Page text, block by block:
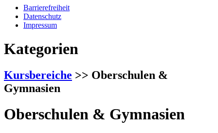
Barrierefreiheit
Datenschutz
Impressum
Kategorien
Kursbereiche >> Oberschulen &
Gymnasien
Oberschulen & Gymnasien